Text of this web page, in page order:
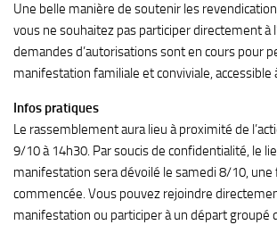
Une belle manière de soutenir les
vous ne souhaitez pas participer directement à
demandes d’autorisations sont en cours pour
manifestation familiale et conviviale, accessible
Infos pratiques
Le rassemblement aura lieu à proximité de
9/10 à 14h30. Par soucis de confidentialité, le
manifestation sera dévoilé le samedi 8/10, une
commencée. Vous pouvez rejoindre
manifestation ou participer à un départ groupé